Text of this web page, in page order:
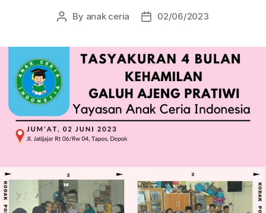
Post
By anak ceria
Post02/06/2023